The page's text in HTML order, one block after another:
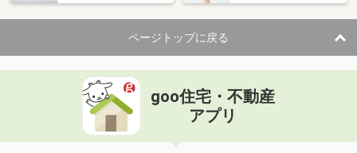
住 所
広島県府中市中須町
専有面積 56.19m²
間取り
2LDK
広島県福山市神村町
価 格
住 所
広島県福山市神村町
専有面積 23.61m²
ページトップに戻る
goo住宅・不動産
アプリ